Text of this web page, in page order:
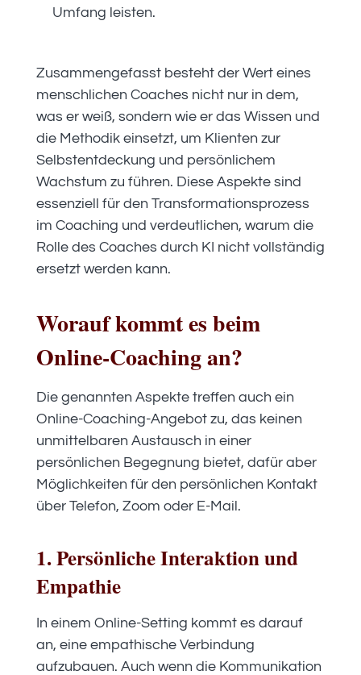
Umfang leisten.
Zusammengefasst besteht der Wert eines
menschlichen Coaches nicht nur in dem,
was er weiß, sondern wie er das Wissen und
die Methodik einsetzt, um Klienten zur
Selbstentdeckung und persönlichem
Wachstum zu führen. Diese Aspekte sind
essenziell für den Transformationsprozess
im Coaching und verdeutlichen, warum die
Rolle des Coaches durch KI nicht vollständig
ersetzt werden kann.
Worauf kommt es beim
Online-Coaching an?
Die genannten Aspekte treffen auch ein
Online-Coaching-Angebot zu, das keinen
unmittelbaren Austausch in einer
persönlichen Begegnung bietet, dafür aber
Möglichkeiten für den persönlichen Kontakt
über Telefon, Zoom oder E-Mail.
1. Persönliche Interaktion und
Empathie
In einem Online-Setting kommt es darauf
an, eine empathische Verbindung
aufzubauen. Auch wenn die Kommunikation